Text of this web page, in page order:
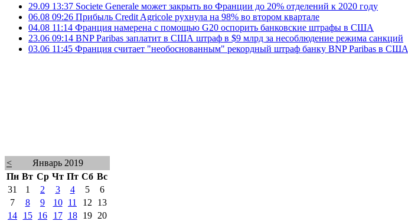
29.09 13:37 Societe Generale может закрыть во Франции до 20% отделений к 2020 году
06.08 09:26 Прибыль Credit Agricole рухнула на 98% во втором квартале
04.08 11:14 Франция намерена с помощью G20 оспорить банковские штрафы в США
23.06 09:14 BNP Paribas заплатит в США штраф в $9 млрд за несоблюдение режима санкций
03.06 11:45 Франция считает "необоснованным" рекордный штраф банку BNP Paribas в США
<
Январь 2019
Пн Вт Ср Чт Пт Сб Вс
31
1 2 3 4 5
6
7
8 9 10 11 12
13
14
15 16 17 18 19
20